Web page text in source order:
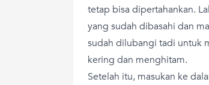
tetap bisa dipertahankan.
yang sudah dibasahi dan
sudah dilubangi tadi untuk
kering dan menghitam.
Setelah itu, masukan ke